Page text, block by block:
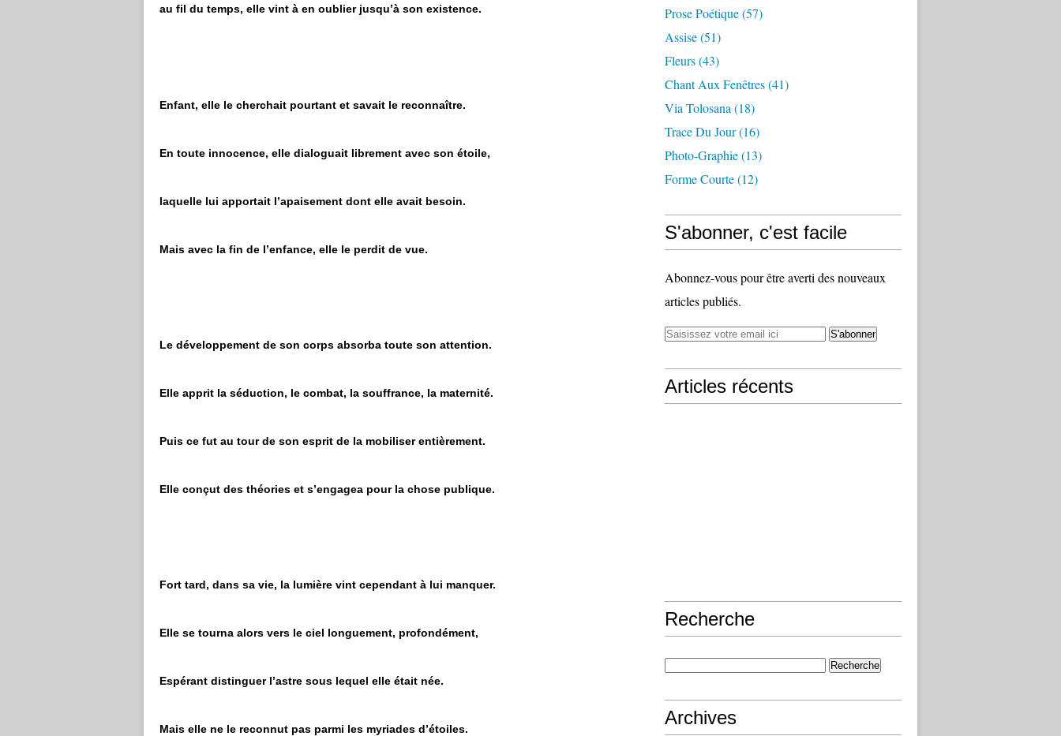
au fil du temps, elle vint à en oublier jusqu’à son existence.
Enfant, elle le cherchait pourtant et savait le reconnaître.
En toute innocence, elle dialoguait librement avec son étoile,
laquelle lui apportait l’apaisement dont elle avait besoin.
Mais avec la fin de l’enfance, elle le perdit de vue.
Le développement de son corps absorba toute son attention.
Elle apprit la séduction, le combat, la souffrance, la maternité.
Puis ce fut au tour de son esprit de la mobiliser entièrement.
Elle conçut des théories et s’engagea pour la chose publique.
Fort tard, dans sa vie, la lumière vint cependant à lui manquer.
Elle se tourna alors vers le ciel longuement, profondément,
Espérant distinguer l’astre sous lequel elle était née.
Mais elle ne le reconnut pas parmi les myriades d’étoiles.
Prose Poétique(57)
Assise(51)
Fleurs(43)
Chant Aux Fenêtres(41)
Via Tolosana (18)
Trace Du Jour(16)
Photo-Graphie(13)
Forme Courte(12)
S'abonner, c'est facile
Abonnez-vous pour être averti des nouveaux
articles publiés.
Articles récents
Recherche
Archives